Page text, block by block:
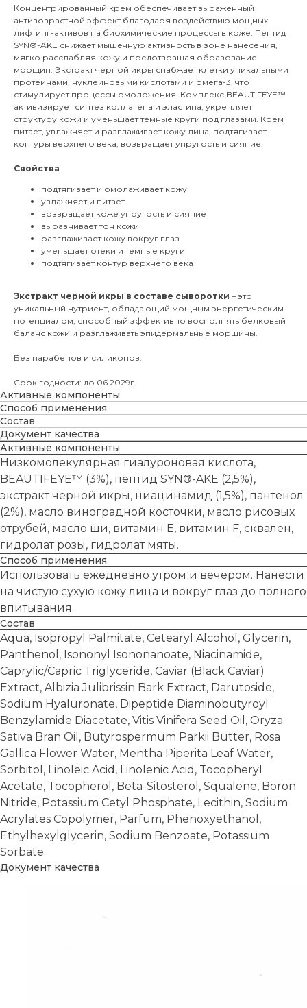
Концентрированный крем обеспечивает выраженный
антивозрастной эффект благодаря воздействию мощных
лифтинг-активов на биохимические процессы в коже. Пептид
SYN®-AKE снижает мышечную активность в зоне нанесения,
мягко расслабляя кожу и предотвращая образование
морщин. Экстракт черной икры снабжает клетки уникальными
протеинами, нуклеиновыми кислотами и омега-3, что
стимулирует процессы омоложения. Комплекс BEAUTIFEYE™
активизирует синтез коллагена и эластина, укрепляет
структуру кожи и уменьшает тёмные круги под глазами. Крем
питает, увлажняет и разглаживает кожу лица, подтягивает
контуры верхнего века, возвращает упругость и сияние.
Свойства
подтягивает и омолаживает кожу
увлажняет и питает
возвращает коже упругость и сияние
выравнивает тон кожи
разглаживает кожу вокруг глаз
уменьшает отеки и темные круги
подтягивает контур верхнего века
Экстракт черной икры в составе сыворотки – это
уникальный нутриент, обладающий мощным энергетическим
потенциалом, способный эффективно восполнять белковый
баланс кожи и разглаживать эпидермальные морщины.
Без парабенов и силиконов.
Срок годности: до 06.2029г.
Активные компоненты
Способ применения
Состав
Документ качества
Активные компоненты
Низкомолекулярная гиалуроновая кислота,
BEAUTIFEYE™ (3%), пептид SYN®-AKE (2,5%),
экстракт черной икры, ниацинамид (1,5%), пантенол
(2%), масло виноградной косточки, масло рисовых
отрубей, масло ши, витамин Е, витамин F, сквален,
гидролат розы, гидролат мяты.
Способ применения
Использовать ежедневно утром и вечером. Нанести
на чистую сухую кожу лица и вокруг глаз до полного
впитывания.
Состав
Aqua, Isopropyl Palmitate, Cetearyl Alcohol, Glycerin,
Panthenol, Isononyl Isononanoate, Niacinamide,
Caprylic/Capric Triglyceride, Caviar (Black Caviar)
Extract, Albizia Julibrissin Bark Extract, Darutoside,
Sodium Hyaluronate, Dipeptide Diaminobutyroyl
Benzylamide Diacetate, Vitis Vinifera Seed Oil, Oryza
Sativa Bran Oil, Butyrospermum Parkii Butter, Rosa
Gallica Flower Water, Mentha Piperita Leaf Water,
Sorbitol, Linoleic Acid, Linolenic Acid, Tocopheryl
Acetate, Tocopherol, Beta-Sitosterol, Squalene, Boron
Nitride, Potassium Cetyl Phosphate, Lecithin, Sodium
Acrylates Copolymer, Parfum, Phenoxyethanol,
Ethylhexylglycerin, Sodium Benzoate, Potassium
Sorbate.
Документ качества